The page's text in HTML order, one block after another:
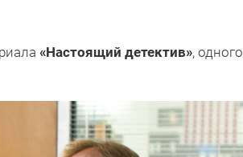
«Настоящий детектив», одного